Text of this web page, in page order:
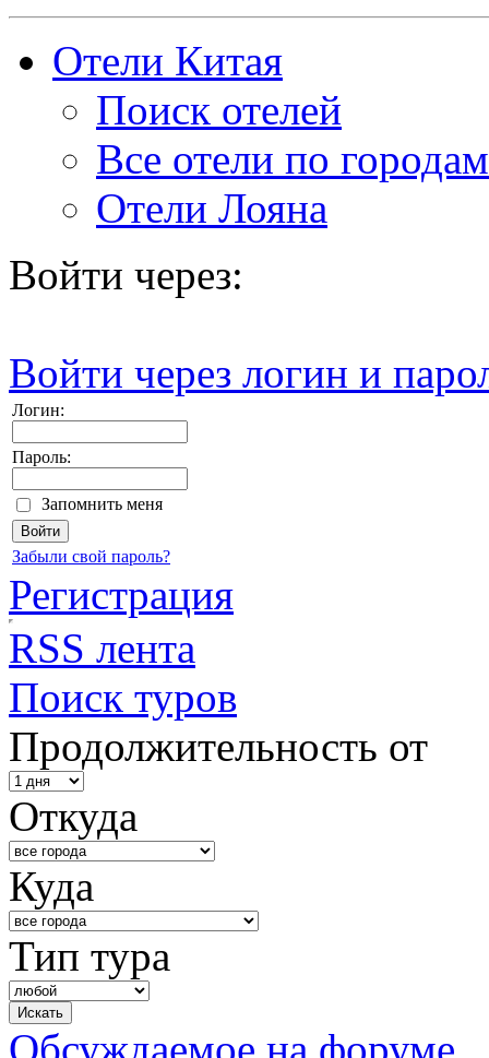
Отели Китая
Поиск отелей
Все отели по городам
Отели Лояна
Войти через:
Войти через логин и
Логин:
Пароль:
Запомнить меня
Забыли свой пароль?
Регистрация
RSS лента
Поиск туров
Продолжительность от
Откуда
Куда
Тип тура